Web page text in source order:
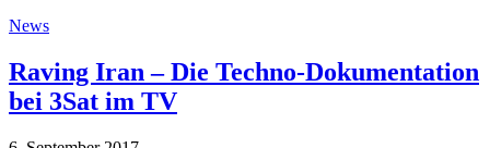
News
Raving Iran – Die Techno-Dokumentation
bei 3Sat im TV